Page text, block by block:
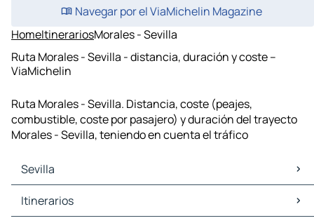
Navegar por el ViaMichelin Magazine
HomeItinerariosMorales - Sevilla
Ruta Morales - Sevilla - distancia, duración y coste –
ViaMichelin
Ruta Morales - Sevilla. Distancia, coste (peajes,
combustible, coste por pasajero) y duración del trayecto
Morales - Sevilla, teniendo en cuenta el tráfico
Sevilla
Sevilla Mapas Planos
Sevilla Trafico
Itinerarios